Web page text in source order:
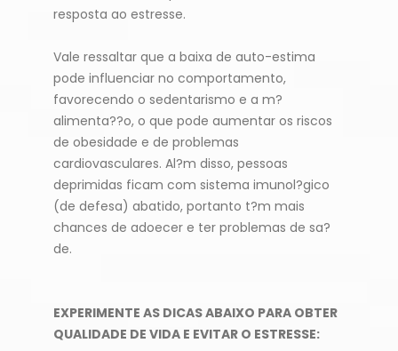
resposta ao estresse.
Vale ressaltar que a baixa de auto-estima
pode influenciar no comportamento,
favorecendo o sedentarismo e a m?
alimenta??o, o que pode aumentar os riscos
de obesidade e de problemas
cardiovasculares. Al?m disso, pessoas
deprimidas ficam com sistema imunol?gico
(de defesa) abatido, portanto t?m mais
chances de adoecer e ter problemas de sa?
de.
EXPERIMENTE AS DICAS ABAIXO PARA OBTER
QUALIDADE DE VIDA E EVITAR O ESTRESSE: